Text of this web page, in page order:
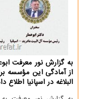
به گزارش نور معرفت
از آمادگی این مؤسسه
البلاغه در اسپانیا اطلاع